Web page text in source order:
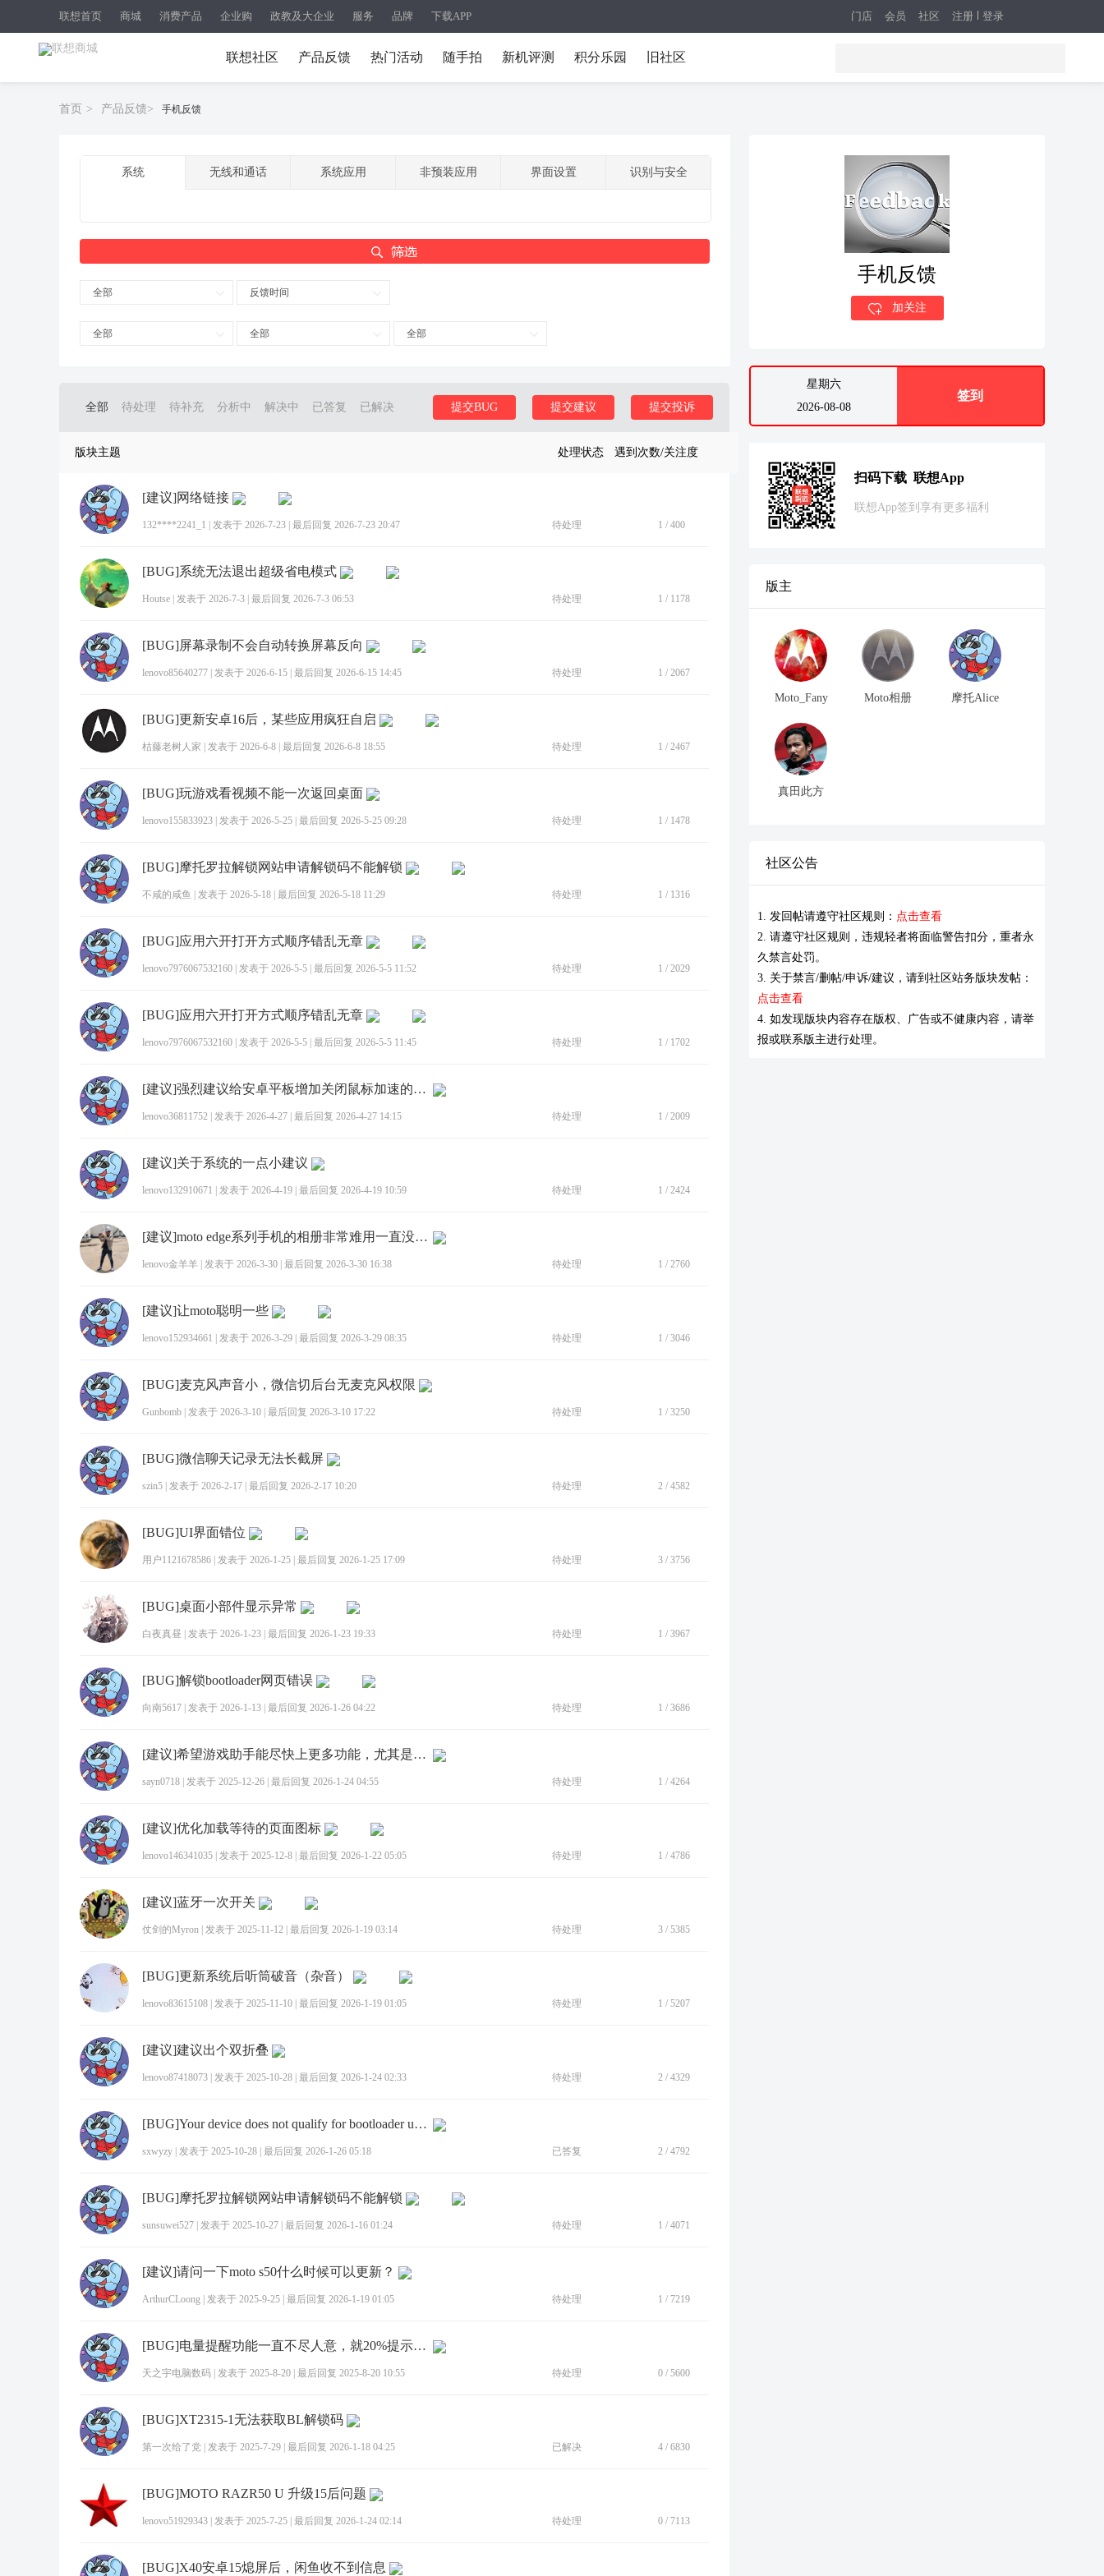
联想首页 商城 消费产品 企业购 政教及大企业 服务 品牌 下载APP 注册 登录
门店 会员 社区
联想社区 产品反馈 热门活动 随手拍 新机评测 积分乐园 旧社区
首页 > 产品反馈> 手机反馈
系统 无线和通话 系统应用 非预装应用 界面设置 识别与安全
全部 反馈时间
全部 全部 全部
全部 待处理 待补充 分析中 解决中 已答复 已解决 提交投诉
提交建议
提交BUG
版块主题 处理状态 遇到次数/关注度
[建议]网络链接
132****2241_1 发表于 2026-7-23 最后回复 2026-7-23 20:47 待处理 1 / 400
[BUG]系统无法退出超级省电模式
Houtse 发表于 2026-7-3 最后回复 2026-7-3 06:53 待处理 1 / 1178
[BUG]屏幕录制不会自动转换屏幕反向
lenovo85640277 发表于 2026-6-15 最后回复 2026-6-15 14:45 待处理 1 / 2067
[BUG]更新安卓16后，某些应用疯狂自启
枯藤老树人家 发表于 2026-6-8 最后回复 2026-6-8 18:55 待处理 1 / 2467
[BUG]玩游戏看视频不能一次返回桌面
lenovo155833923 发表于 2026-5-25 最后回复 2026-5-25 09:28 待处理 1 / 1478
[BUG]摩托罗拉解锁网站申请解锁码不能解锁
不咸的咸鱼 发表于 2026-5-18 最后回复 2026-5-18 11:29 待处理 1 / 1316
[BUG]应用六开打开方式顺序错乱无章
lenovo7976067532160 发表于 2026-5-5 最后回复 2026-5-5 11:52 待处理 1 / 2029
[BUG]应用六开打开方式顺序错乱无章
lenovo7976067532160 发表于 2026-5-5 最后回复 2026-5-5 11:45 待处理 1 / 1702
[建议]强烈建议给安卓平板增加关闭鼠标加速的配置
lenovo36811752 发表于 2026-4-27 最后回复 2026-4-27 14:15 待处理 1 / 2009
[建议]关于系统的一点小建议
lenovo132910671 发表于 2026-4-19 最后回复 2026-4-19 10:59 待处理 1 / 2424
[建议]moto edge系列手机的相册非常难用一直没有进步
lenovo金羊羊 发表于 2026-3-30 最后回复 2026-3-30 16:38 待处理 1 / 2760
[建议]让moto聪明一些
lenovo152934661 发表于 2026-3-29 最后回复 2026-3-29 08:35 待处理 1 / 3046
[BUG]麦克风声音小，微信切后台无麦克风权限
Gunbomb 发表于 2026-3-10 最后回复 2026-3-10 17:22 待处理 1 / 3250
[BUG]微信聊天记录无法长截屏
szin5 发表于 2026-2-17 最后回复 2026-2-17 10:20 待处理 2 / 4582
[BUG]UI界面错位
用户1121678586 发表于 2026-1-25 最后回复 2026-1-25 17:09 待处理 3 / 3756
[BUG]桌面小部件显示异常
白夜真昼 发表于 2026-1-23 最后回复 2026-1-23 19:33 待处理 1 / 3967
[BUG]解锁bootloader网页错误
向南5617 发表于 2026-1-13 最后回复 2026-1-26 04:22 待处理 1 / 3686
[建议]希望游戏助手能尽快上更多功能，尤其是超级分辨率
sayn0718 发表于 2025-12-26 最后回复 2026-1-24 04:55 待处理 1 / 4264
[建议]优化加载等待的页面图标
lenovo146341035 发表于 2025-12-8 最后回复 2026-1-22 05:05 待处理 1 / 4786
[建议]蓝牙一次开关
仗剑的Myron 发表于 2025-11-12 最后回复 2026-1-19 03:14 待处理 3 / 5385
[BUG]更新系统后听筒破音（杂音）
lenovo83615108 发表于 2025-11-10 最后回复 2026-1-19 01:05 待处理 1 / 5207
[建议]建议出个双折叠
lenovo87418073 发表于 2025-10-28 最后回复 2026-1-24 02:33 待处理 2 / 4329
[BUG]Your device does not qualify for bootloader unlocking
sxwyzy 发表于 2025-10-28 最后回复 2026-1-26 05:18 已答复 2 / 4792
[BUG]摩托罗拉解锁网站申请解锁码不能解锁
sunsuwei527 发表于 2025-10-27 最后回复 2026-1-16 01:24 待处理 1 / 4071
[建议]请问一下moto s50什么时候可以更新？
ArthurCLoong 发表于 2025-9-25 最后回复 2026-1-19 01:05 待处理 1 / 7219
[BUG]电量提醒功能一直不尽人意，就20%提示一下，为什么不能设置自定义，或者3% 5%提示？
天之宇电脑数码 发表于 2025-8-20 最后回复 2025-8-20 10:55 待处理 0 / 5600
[BUG]XT2315-1无法获取BL解锁码
第一次给了党 发表于 2025-7-29 最后回复 2026-1-18 04:25 已解决 4 / 6830
[BUG]MOTO RAZR50 U 升级15后问题
lenovo51929343 发表于 2025-7-25 最后回复 2026-1-24 02:14 待处理 0 / 7113
[BUG]X40安卓15熄屏后，闲鱼收不到信息
手机反馈
加关注
星期六
2026-08-08
签到
扫码下载 联想App
联想App签到享有更多福利
版主
Moto_Fany Moto相册 摩托Alice
真田此方
社区公告
1. 发回帖请遵守社区规则： 点击查看
2. 请遵守社区规则，违规轻者将面临警告扣分，重者永
久禁言处罚。
3. 关于禁言/删帖/申诉/建议，请到社区站务版块发帖：
点击查看
4. 如发现版块内容存在版权、广告或不健康内容，请举
报或联系版主进行处理。